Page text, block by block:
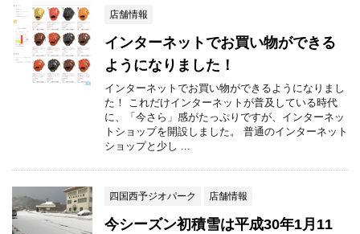
店舗情報
インターネットでお買い物ができる
ようになりました！
インターネットでお買い物ができるようになりまし
た！ これだけインターネットが普及している時代
に、「今さら」感がたっぷりですが、インターネッ
トショップを開設しました。 普通のインターネット
ショップと少し ...
四国西予ジオパーク 店舗情報
今シーズン初積雪は平成30年1月11